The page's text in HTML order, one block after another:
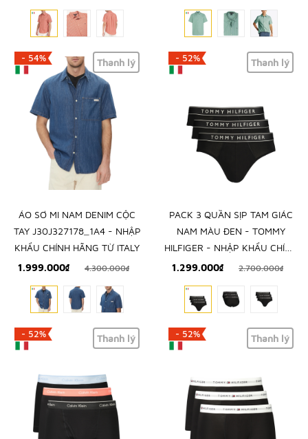
- 54% Thanh lý
ÁO SƠ MI NAM DENIM CỘC
TAY J30J327178_1A4 - NHẬP
KHẨU CHÍNH HÃNG TỪ ITALY
1.999.000₫
4.300.000₫
- 52% Thanh lý
PACK 3 QUẦN SỊP TAM GIÁC
NAM MÀU ĐEN - TOMMY
HILFIGER - NHẬP KHẨU CHÍNH
HÃNG TỪ Ý
1.299.000₫ 2.700.000₫
- 52% Thanh lý - 52% Thanh lý